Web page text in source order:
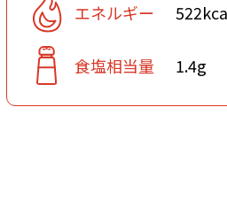
エネルギー
食塩相当量 1.4g